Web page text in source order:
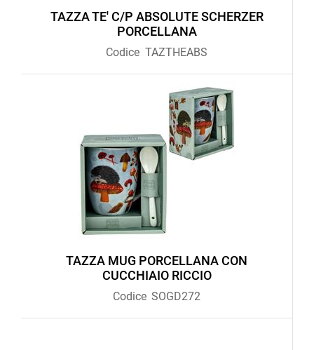
TAZZA TE' C/P ABSOLUTE SCHERZER
PORCELLANA
Codice TAZTHEABS
TAZZA MUG PORCELLANA CON
CUCCHIAIO RICCIO
Codice SOGD272